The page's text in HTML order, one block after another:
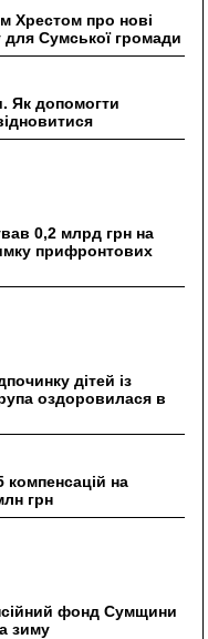
Хрестом про нові
для Сумської громади
Як допомогти
0,2 млрд грн на
прифронтових
дітей із
оздоровилася в
компенсацій на
грн
фонд Сумщини
зиму